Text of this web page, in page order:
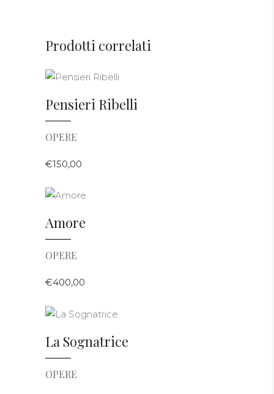
Prodotti correlati
Pensieri Ribelli
OPERE
€150,00
Amore
OPERE
€400,00
La Sognatrice
OPERE